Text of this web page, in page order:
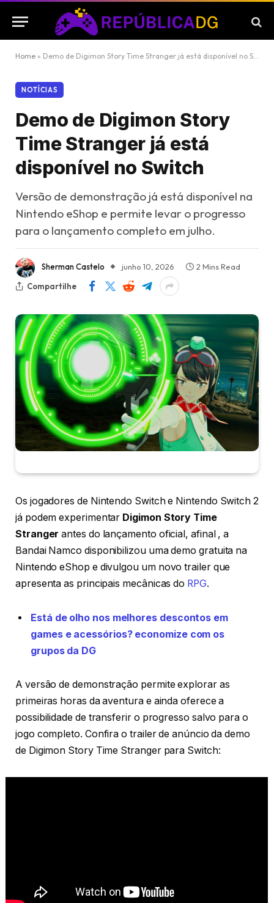
Home » Demo de Digimon Story Time Stranger já está disponível no Switch
NOTÍCIAS
Demo de Digimon Story
Time Stranger já está
disponível no Switch
Versão de demonstração já está disponível na
Nintendo eShop e permite levar o progresso
para o lançamento completo em julho.
Sherman Castelo junho 10, 2026
2 Mins Read
Compartilhe
Os jogadores de Nintendo Switch e Nintendo Switch 2
já podem experimentar Digimon Story Time
Stranger antes do lançamento oficial, afinal , a
Bandai Namco disponibilizou uma demo gratuita na
Nintendo eShop e divulgou um novo trailer que
apresenta as principais mecânicas do RPG.
Está de olho nos melhores descontos em
games e acessórios? economize com os
grupos da DG
A versão de demonstração permite explorar as
primeiras horas da aventura e ainda oferece a
possibilidade de transferir o progresso salvo para o
jogo completo. Confira o trailer de anúncio da demo
de Digimon Story Time Stranger para Switch: